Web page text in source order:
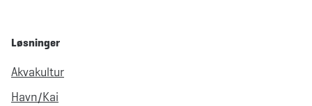
Løsninger
Akvakultur
Havn/Kai